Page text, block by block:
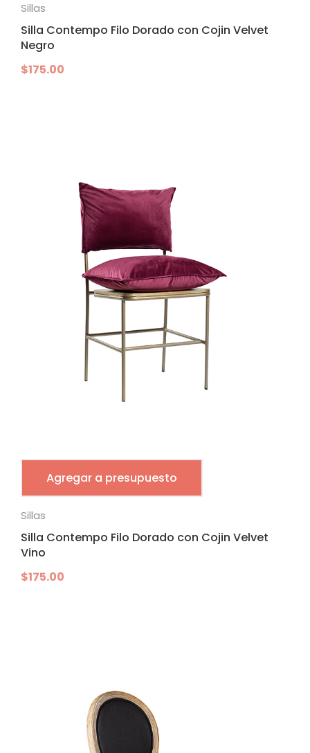
Sillas
Silla Contempo Filo Dorado con Cojin Velvet
Negro
$175.00
Agregar a presupuesto
Sillas
Silla Contempo Filo Dorado con Cojin Velvet
Vino
$175.00